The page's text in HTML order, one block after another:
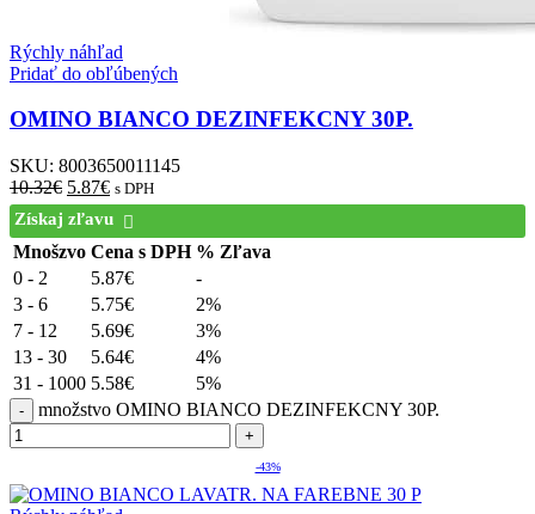
Rýchly náhľad
Pridať do obľúbených
OMINO BIANCO DEZINFEKCNY 30P.
SKU: 8003650011145
10.32€ 5.87€ s DPH
Získaj zľavu
Mnošzvo Cena s DPH % Zľava
0 - 2
5.87€
-
3 - 6
5.75€
2%
7 - 12
5.69€
3%
13 - 30
5.64€
4%
31 - 1000 5.58€
5%
množstvo OMINO BIANCO DEZINFEKCNY 30P.
-43%